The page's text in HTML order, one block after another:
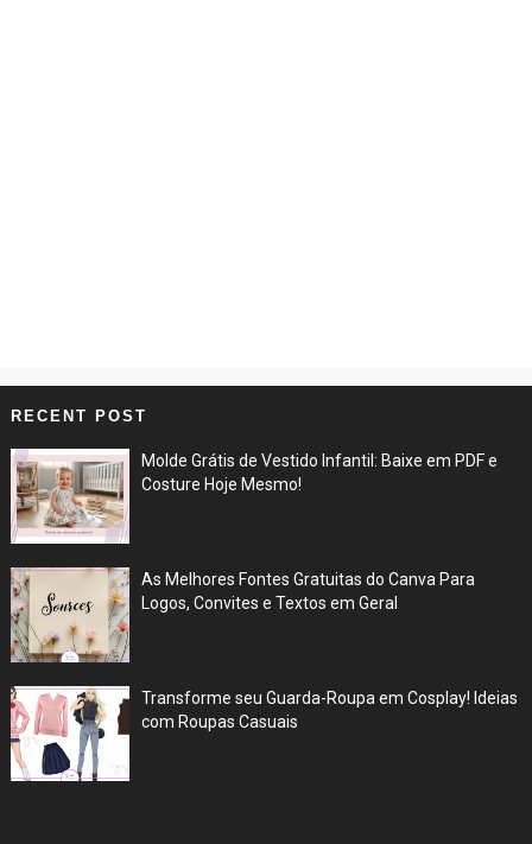
RECENT POST
Molde Grátis de Vestido Infantil: Baixe em PDF e
Costure Hoje Mesmo!
As Melhores Fontes Gratuitas do Canva Para
Logos, Convites e Textos em Geral
Transforme seu Guarda-Roupa em Cosplay! Ideias
com Roupas Casuais